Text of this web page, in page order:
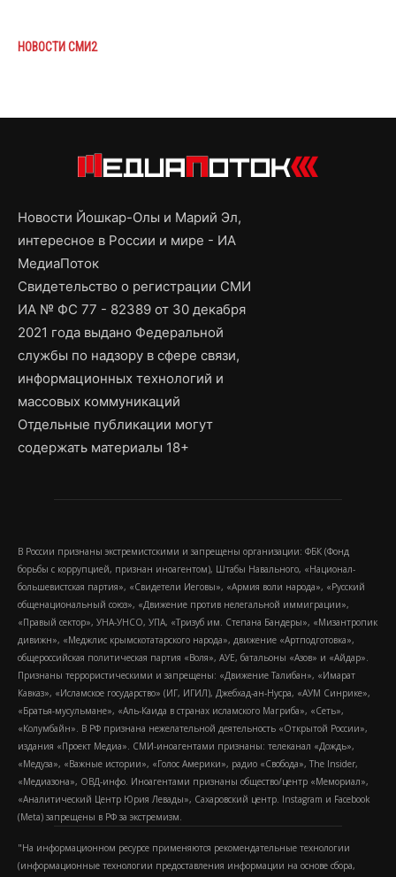
НОВОСТИ СМИ2
Новости Йошкар-Олы и Марий Эл,
интересное в России и мире - ИА
МедиаПоток
Свидетельство о регистрации СМИ
ИА № ФС 77 - 82389 от 30 декабря
2021 года выдано Федеральной
службы по надзору в сфере связи,
информационных технологий и
массовых коммуникаций
Отдельные публикации могут
содержать материалы 18+
В России признаны экстремистскими и запрещены организации: ФБК (Фонд
борьбы с коррупцией, признан иноагентом), Штабы Навального, «Национал-
большевистская партия», «Свидетели Иеговы», «Армия воли народа», «Русский
общенациональный союз», «Движение против нелегальной иммиграции»,
«Правый сектор», УНА-УНСО, УПА, «Тризуб им. Степана Бандеры», «Мизантропик
дивижн», «Меджлис крымскотатарского народа», движение «Артподготовка»,
общероссийская политическая партия «Воля», АУЕ, батальоны «Азов» и «Айдар».
Признаны террористическими и запрещены: «Движение Талибан», «Имарат
Кавказ», «Исламское государство» (ИГ, ИГИЛ), Джебхад-ан-Нусра, «АУМ Синрике»,
«Братья-мусульмане», «Аль-Каида в странах исламского Магриба», «Сеть»,
«Колумбайн». В РФ признана нежелательной деятельность «Открытой России»,
издания «Проект Медиа». СМИ-иноагентами признаны: телеканал «Дождь»,
«Медуза», «Важные истории», «Голос Америки», радио «Свобода», The Insider,
«Медиазона», ОВД-инфо. Иноагентами признаны общество/центр «Мемориал»,
«Аналитический Центр Юрия Левады», Сахаровский центр. Instagram и Facebook
(Metа) запрещены в РФ за экстремизм.
"На информационном ресурсе применяются рекомендательные технологии
(информационные технологии предоставления информации на основе сбора,